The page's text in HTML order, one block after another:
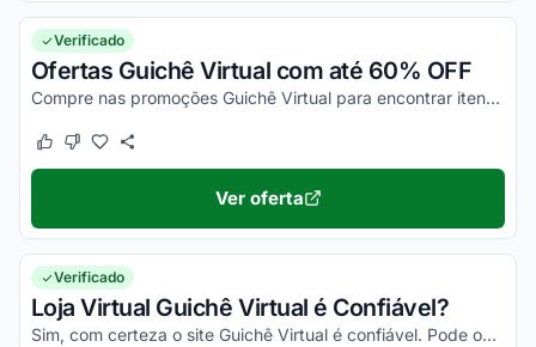
Verificado
Ofertas Guichê Virtual com até 60% OFF
Compre nas promoções Guichê Virtual para encontrar itens com a maior economia!
Este cupom funcionou
Este cupom não funcionou
Ver oferta
Verificado
Loja Virtual Guichê Virtual é Confiável?
Sim, com certeza o site Guichê Virtual é confiável. Pode observar no Reclame Aqui Guichê Virtual, ler as opiniões dos consumidores que você vai confirmar isso!